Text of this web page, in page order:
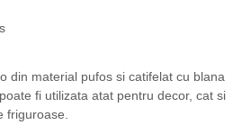
din material pufos si catifelat cu blana
fi utilizata atat pentru decor, cat si
friguroase.